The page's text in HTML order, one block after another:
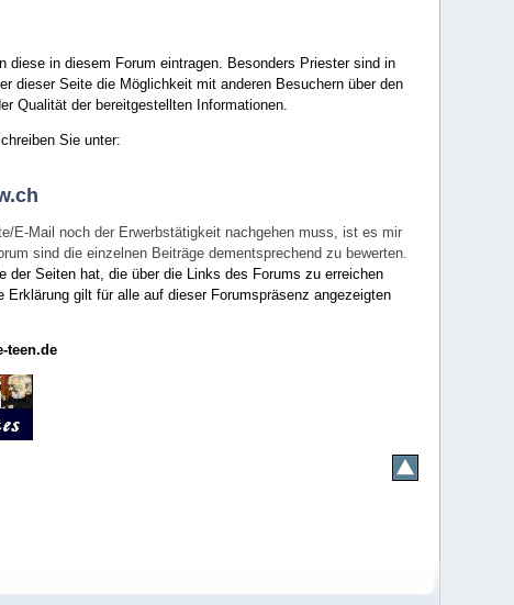
diese in diesem Forum eintragen. Besonders Priester sind in
dieser Seite die Möglichkeit mit anderen Besuchern über den
Qualität der bereitgestellten Informationen.
Sie unter:
E-Mail noch der Erwerbstätigkeit nachgehen muss, ist es mir
sind die einzelnen Beiträge dementsprechend zu bewerten.
Seiten hat, die über die Links des Forums zu erreichen
Erklärung gilt für alle auf dieser Forumspräsenz angezeigten
teen.de